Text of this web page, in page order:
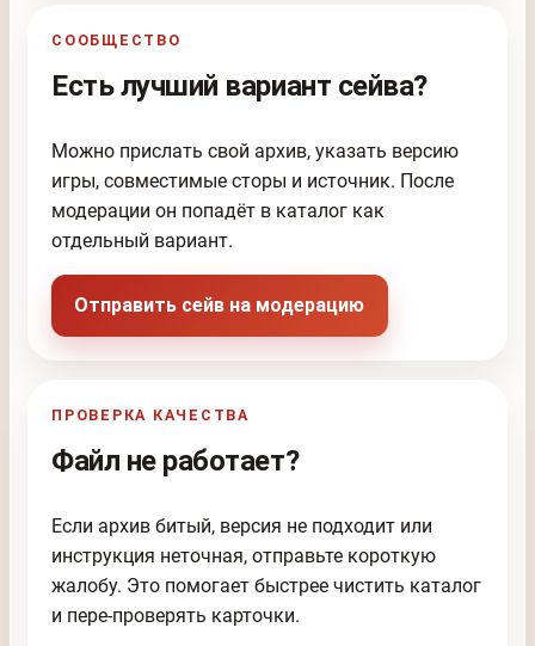
СООБЩЕСТВО
Есть лучший вариант сейва?
Можно прислать свой архив, указать версию
игры, совместимые сторы и источник. После
модерации он попадёт в каталог как
отдельный вариант.
Отправить сейв на модерацию
ПРОВЕРКА КАЧЕСТВА
Файл не работает?
Если архив битый, версия не подходит или
инструкция неточная, отправьте короткую
жалобу. Это помогает быстрее чистить каталог
и пере-проверять карточки.